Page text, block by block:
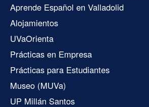
Aprende Español en Valladolid
Alojamientos
UVaOrienta
Prácticas en Empresa
Prácticas para Estudiantes
Museo (MUVa)
UP Millán Santos